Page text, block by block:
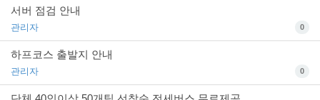
서버 점검 안내
관리자 0
하프코스 출발지 안내
관리자 0